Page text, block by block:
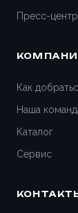
Пресс-центр
Как
Наша
Каталог
Сервис